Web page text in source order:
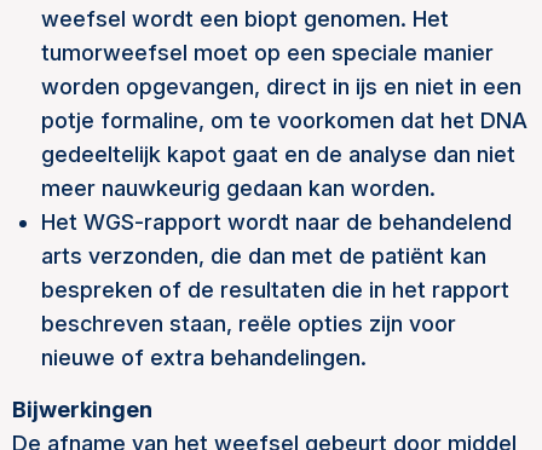
weefsel wordt een biopt genomen. Het
tumorweefsel moet op een speciale manier
worden opgevangen, direct in ijs en niet in een
potje formaline, om te voorkomen dat het DNA
gedeeltelijk kapot gaat en de analyse dan niet
meer nauwkeurig gedaan kan worden.
Het WGS-rapport wordt naar de behandelend
arts verzonden, die dan met de patiënt kan
bespreken of de resultaten die in het rapport
beschreven staan, reële opties zijn voor
nieuwe of extra behandelingen.
Bijwerkingen
De afname van het weefsel gebeurt door middel